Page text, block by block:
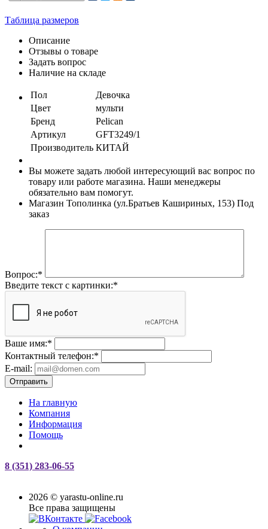
Таблица размеров
Описание
Отзывы о товаре
Задать вопрос
Наличие на складе
Пол
Девочка
Цвет
мульти
Бренд
Pelican
Артикул
GFT3249/1
Производитель КИТАЙ
Вы можете задать любой интересующий вас вопрос по
товару или работе магазина. Наши менеджеры
обязательно вам помогут.
Магазин Тополинка (ул.Братьев Кашириных, 153) Под
заказ
Вопрос:*
Введите текст с картинки:*
Ваше имя:*
Контактный телефон:*
E-mail:
Отправить
На главную
Компания
Информация
Помощь
8 (351) 283-06-55
2026 © yarastu-online.ru
Все права защищены